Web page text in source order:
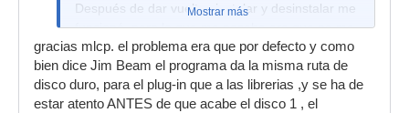
¿Alguien sería tan amable de contrastar esto?
Después de dar vueltas instalar y desinstalar me
funcionó, pero lo que me pasaba era que no me
encontraba los archivos de sonido de la librería;
di tantas vueltas que no se como entró al final.
Saludos.
Mostrar más
gracias mlcp. el problema era que por defecto y como
bien dice Jim Beam el programa da la misma ruta de
disco duro, para el plug-in que a las librerias ,y se ha de
estar atento ANTES de que acabe el disco 1 , el